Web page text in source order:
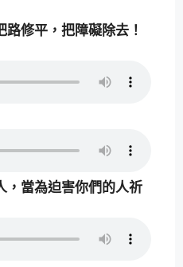
修平，把障礙除去！
，當為迫害你們的人祈